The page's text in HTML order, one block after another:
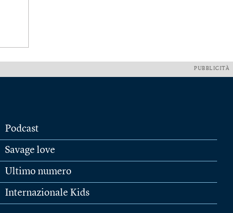
PUBBLICITÀ
Podcast
Savage love
Ultimo numero
Internazionale Kids